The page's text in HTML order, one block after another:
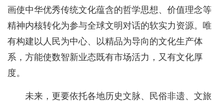
画使中华优秀传统文化蕴含的哲学思想、价值理念等
精神内核转化为参与全球文明对话的软实力资源。唯
有构建以人民为中心、以精品为导向的文化生产体
系，方能使数智新业态既有市场活力，又有文化厚
度。
未来，更要依托各地历史文脉、民俗非遗、文旅